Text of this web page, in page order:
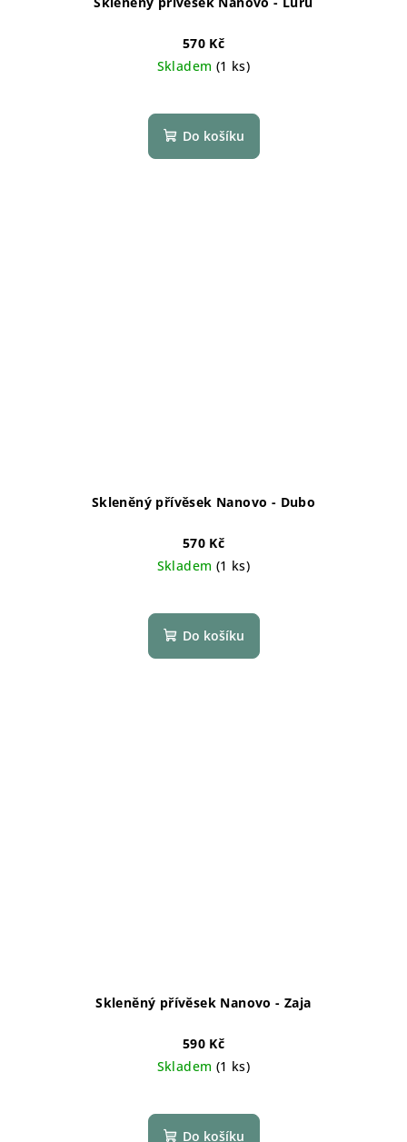
570 Kč
Skladem (1 ks)
Do košíku
Skleněný přívěsek Nanovo - Dubo
570 Kč
Skladem (1 ks)
Do košíku
Skleněný přívěsek Nanovo - Zaja
590 Kč
Skladem (1 ks)
Do košíku